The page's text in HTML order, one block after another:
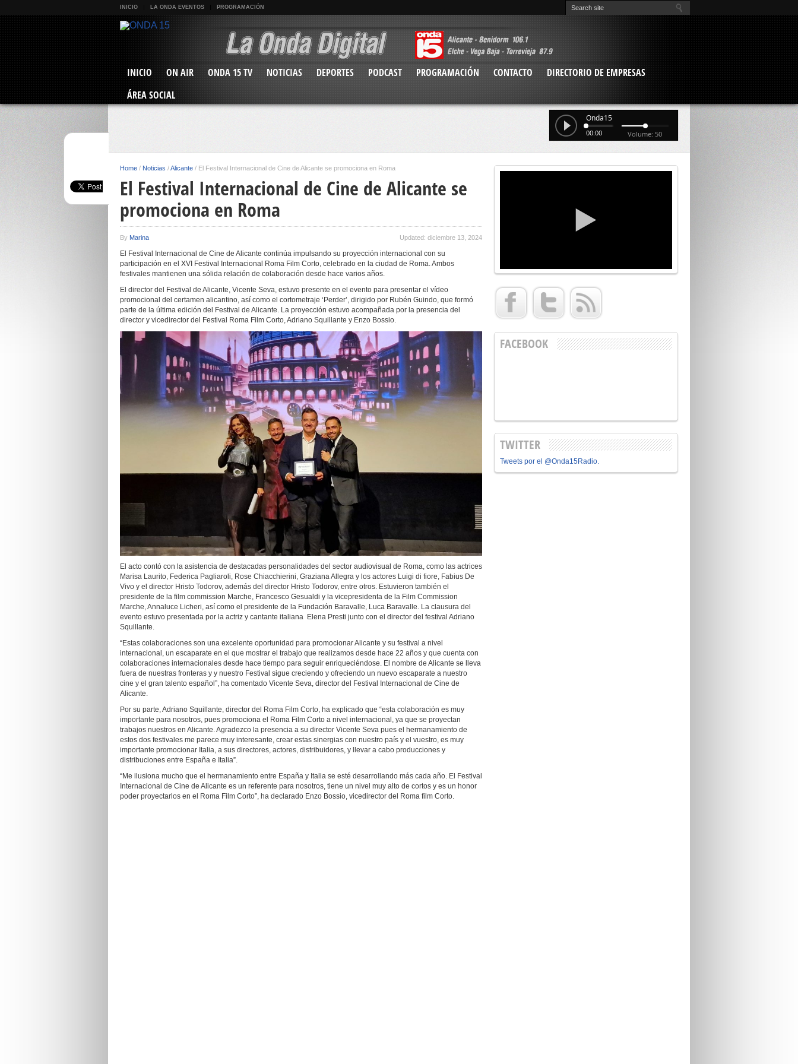
INICIO LA ONDA EVENTOS PROGRAMACIÓN
INICIO ON AIR ONDA 15 TV NOTICIAS DEPORTES PODCAST PROGRAMACIÓN CONTACTO
DIRECTORIO DE EMPRESAS
ÁREA SOCIAL
Onda15
00:00 Volume: 50
Home / Noticias /Alicante / El Festival Internacional de Cine de Alicante se promociona en Roma
El Festival Internacional de Cine de Alicante se
promociona en Roma
By Marina Updated: diciembre 13, 2024
El Festival Internacional de Cine de Alicante continúa impulsando su proyección internacional con su
participación en el XVI Festival Internacional Roma Film Corto, celebrado en la ciudad de Roma. Ambos
festivales mantienen una sólida relación de colaboración desde hace varios años.
El director del Festival de Alicante, Vicente Seva, estuvo presente en el evento para presentar el vídeo
promocional del certamen alicantino, así como el cortometraje ‘Perder’, dirigido por Rubén Guindo, que formó
parte de la última edición del Festival de Alicante. La proyección estuvo acompañada por la presencia del
director y vicedirector del Festival Roma Film Corto, Adriano Squillante y Enzo Bossio.
El acto contó con la asistencia de destacadas personalidades del sector audiovisual de Roma, como las actrices
Marisa Laurito, Federica Pagliaroli, Rose Chiacchierini, Graziana Allegra y los actores Luigi di fiore, Fabius De
Vivo y el director Hristo Todorov, además del director Hristo Todorov, entre otros. Estuvieron también el
presidente de la film commission Marche, Francesco Gesualdi y la vicepresidenta de la Film Commission
Marche, Annaluce Licheri, así como el presidente de la Fundación Baravalle, Luca Baravalle. La clausura del
evento estuvo presentada por la actriz y cantante italiana Elena Presti junto con el director del festival Adriano
Squillante.
“Estas colaboraciones son una excelente oportunidad para promocionar Alicante y su festival a nivel
internacional, un escaparate en el que mostrar el trabajo que realizamos desde hace 22 años y que cuenta con
colaboraciones internacionales desde hace tiempo para seguir enriqueciéndose. El nombre de Alicante se lleva
fuera de nuestras fronteras y y nuestro Festival sigue creciendo y ofreciendo un nuevo escaparate a nuestro
cine y el gran talento español”, ha comentado Vicente Seva, director del Festival Internacional de Cine de
Alicante.
Por su parte, Adriano Squillante, director del Roma Film Corto, ha explicado que “esta colaboración es muy
importante para nosotros, pues promociona el Roma Film Corto a nivel internacional, ya que se proyectan
trabajos nuestros en Alicante. Agradezco la presencia a su director Vicente Seva pues el hermanamiento de
estos dos festivales me parece muy interesante, crear estas sinergias con nuestro país y el vuestro, es muy
importante promocionar Italia, a sus directores, actores, distribuidores, y llevar a cabo producciones y
distribuciones entre España e Italia”.
“Me ilusiona mucho que el hermanamiento entre España y Italia se esté desarrollando más cada año. El Festival
Internacional de Cine de Alicante es un referente para nosotros, tiene un nivel muy alto de cortos y es un honor
poder proyectarlos en el Roma Film Corto”, ha declarado Enzo Bossio, vicedirector del Roma film Corto.
FACEBOOK
TWITTER
Tweets por el @Onda15Radio.